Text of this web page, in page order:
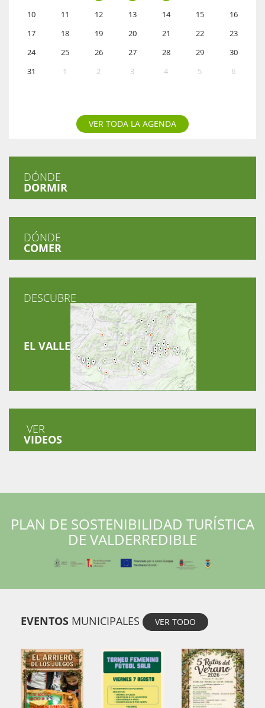
10
11 12 13 14 15
16
17
18 19 20 21 22
23
24
25 26 27 28 29
30
31
1 2 3 4 5 6
VER TODA LA AGENDA
DÓNDE
DORMIR
DÓNDE
COMER
DESCUBRE
EL VALLE
VER
VIDEOS
PLAN DE SOSTENIBILIDAD TURÍSTICA
DE VALDERREDIBLE
EVENTOS MUNICIPALES VER TODO